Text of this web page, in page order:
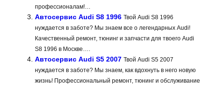
профессионалам!…
Автосервис Audi S8 1996 Твой Audi S8 1996
нуждается в заботе? Мы знаем все о легендарных Audi!
Качественный ремонт, тюнинг и запчасти для твоего Audi
S8 1996 в Москве….
Автосервис Audi S5 2007 Твой Audi S5 2007
нуждается в заботе? Мы знаем, как вдохнуть в него новую
жизнь! Профессиональный ремонт, тюнинг и обслуживание